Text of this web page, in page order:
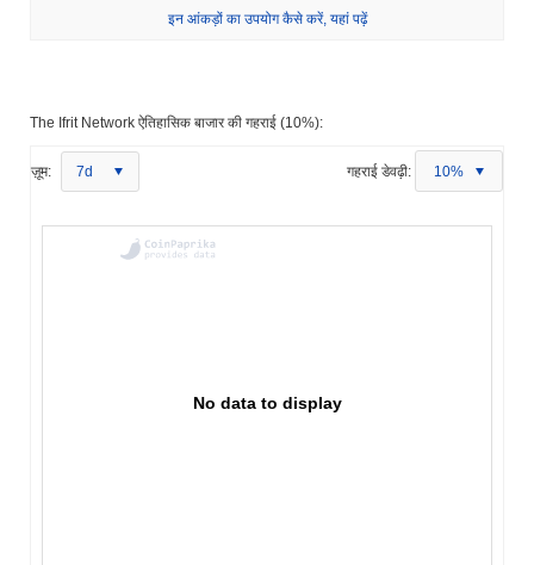
इन आंकड़ों का उपयोग कैसे करें, यहां पढ़ें
The Ifrit Network ऐतिहासिक बाजार की गहराई (10%):
ज़ूम: 7d गहराई डेवढ़ी: 10%
No data to display